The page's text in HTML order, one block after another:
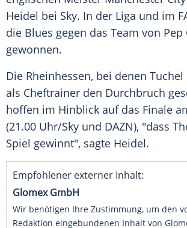
Heidel bei Sky. In der Liga und im
die Blues gegen das Team von Pep
gewonnen.
Die Rheinhessen, bei denen Tuchel
als Cheftrainer den Durchbruch
hoffen im Hinblick auf das Finale
(21.00 Uhr/Sky und DAZN), "dass
Spiel gewinnt", sagte Heidel.
Empfohlener externer Inhalt:
Glomex GmbH
Wir benötigen Ihre Zustimmung, um den
Redaktion eingebundenen Inhalt von